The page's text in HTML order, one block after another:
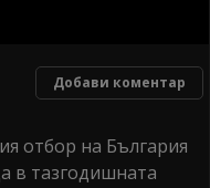
Добави коментар
отбор на България
в тазгодишната